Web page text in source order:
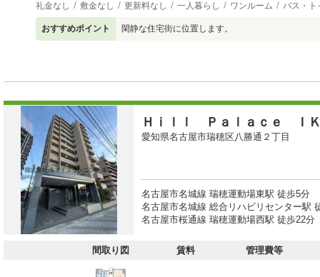
礼金なし 敷金なし 更新料なし 一人暮らし ワンルーム バス・ト
おすすめポイント 閑静な住宅街に位置します。
Ｈｉｌｌ Ｐａｌａｃｅ Ｉ
愛知県名古屋市瑞穂区八勝通２丁目
名古屋市名城線 瑞穂運動場東駅 徒歩5分
名古屋市名城線 総合リハビリセンター駅
名古屋市桜通線 瑞穂運動場西駅 徒歩22分
間取り図 賃料 管理費等